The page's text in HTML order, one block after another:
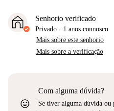
Senhorio verificado
Privado · 1 anos connosco
Mais sobre este senhorio
Mais sobre a verificação
sentiment_very_satisfied
Com alguma dúvida?
Se tiver alguma dúvida ou